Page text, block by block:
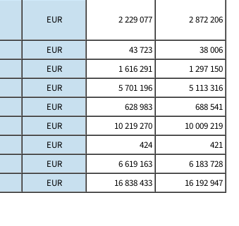
EUR 2 229 077 2 872 206
EUR 43 723
38 006
EUR 1 616 291
1 297 150
EUR 5 701 196
5 113 316
EUR 628 983
688 541
EUR 10 219 270
10 009 219
EUR 424
421
EUR 6 619 163
6 183 728
EUR 16 838 433 16 192 947